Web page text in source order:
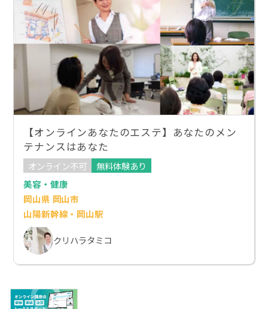
【オンラインあなたのエステ】あなたのメン
テナンスはあなた
オンライン不可
無料体験あり
美容・健康
岡山県 岡山市
山陽新幹線・岡山駅
クリハラタミコ